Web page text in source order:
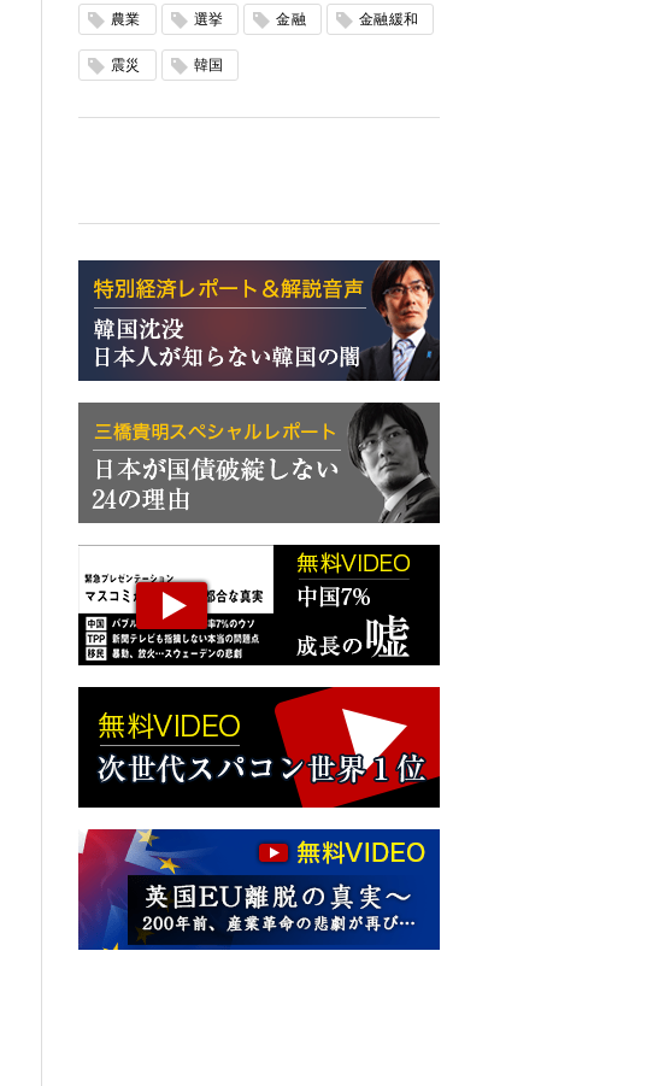
農業 選挙 金融 金融緩和
震災 韓国